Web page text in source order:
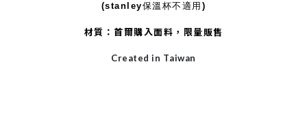
(stanley保溫杯不適用)
材質：首爾購入面料，限量販售
Created in Taiwan